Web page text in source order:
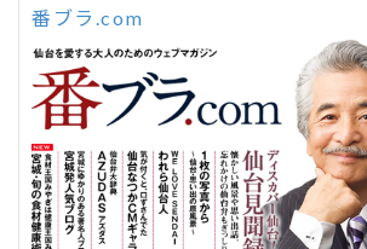
番ブラ.com